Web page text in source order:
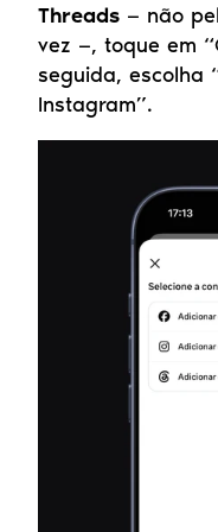
Threads — não
vez —, toque em
seguida, escolha
Instagram”.